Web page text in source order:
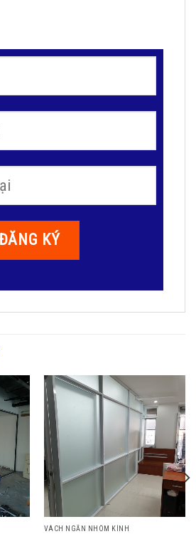
VÁCH NGĂN NHÔM KÍNH